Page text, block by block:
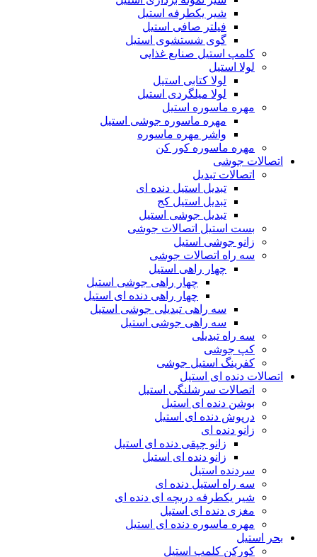
شیر یکطرفه استیل
فیلتر صافی استیل
گوی شستشوی استیل
کلمپ استیل صنایع غذایی
لولا استیل
لولا کتابی استیل
لولا میلگردی استیل
مهره ماسوره استیل
مهره ماسوره جوشی استیل
واشر مهره ماسوره
مهره ماسوره کور کن
اتصالات جوشی
اتصالات تبدیل
تبدیل استیل دنده ای
تبدیل استیل کج
تبدیل جوشی استیل
بست استیل اتصالات جوشی
زانو جوشی استیل
سه راه اتصالات جوشی
چهار راهی استیل
چهار راهی جوشی استیل
چهار راهی دنده ای استیل
سه راهی تبدیلی جوشی استیل
سه راهی جوشی استیل
سه راه تبدیلی
کپ جوشی
کفرینگ استیل جوشی
اتصالات دنده ای استیل
اتصالات سرشلنگی استیل
بوشن دنده ای استیل
درپوش دنده ای استیل
زانو دنده ای
زانو چپقی دنده ای استیل
زانو دنده‌ ای استیل
سردنده استیل
سه راه استیل دنده ای
شیر یکطرفه دریچه ای دنده ای
مغزی دنده ای استیل
مهره ماسوره دنده ای استیل
بحر استیل
کورکن کلمپ استیل